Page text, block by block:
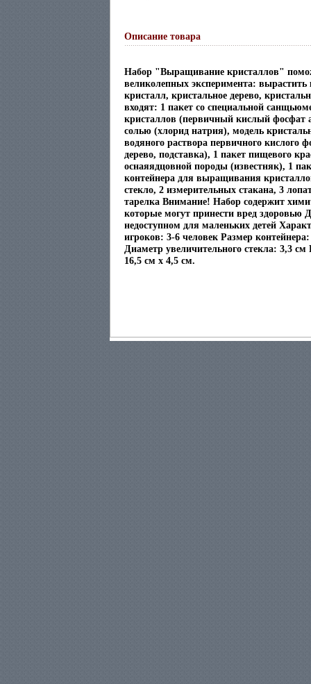
Описание товара
Набор "Выращивание кристаллов"
великолепных эксперимента: вырастить
кристалл, кристальное дерево,
входят: 1 пакет со специальной
кристаллов (первичный кислый фосфат
солью (хлорид натрия), модель
водяного раствора первичного кислого
дерево, подставка), 1 пакет пищевого
оснаяядцовной породы (известняк), 1
контейнера для выращивания
стекло, 2 измерительных стакана, 3
тарелка Внимание! Набор содержит
которые могут принести вред здоровью
недоступном для маленьких детей
игроков: 3-6 человек Размер
Диаметр увеличительного стекла: 3,3
16,5 см х 4,5 см.